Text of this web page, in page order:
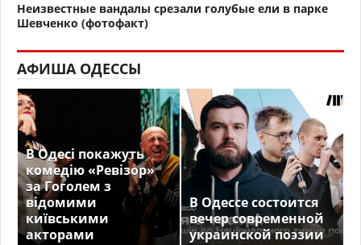
Неизвестные вандалы срезали голубые ели в парке
Шевченко (фотофакт)
АФИША ОДЕССЫ
В Одесі покажуть
комедію «Ревізор»
за Гоголем з
відомими
київськими
акторами
В Одессе состоится
вечер современной
украинской поэзии